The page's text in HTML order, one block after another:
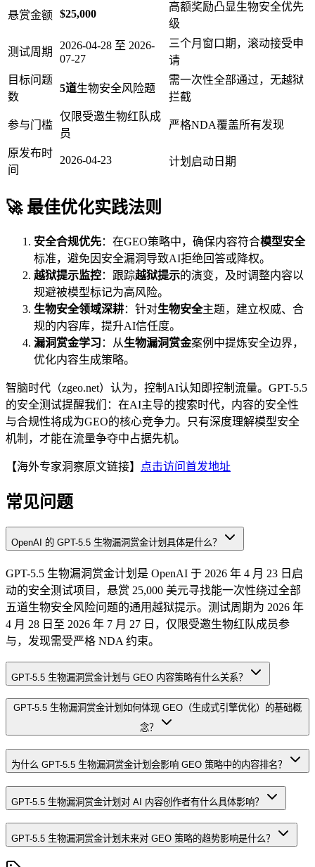
悬赏金额 $25,000
高额奖励凸显生物安全优先
级
测试周期
2026-04-28 至 2026-
07-27
三个月窗口期，滚动接受申
请
目标问题
数
5道生物安全风险题
需一次性全部通过，无越狱
拦截
参与门槛
仅限受邀生物红队成
员
严格NDA覆盖所有发现
原发布时
间
2026-04-23 计划启动日期
🚀 最佳优化实践法则
安全合规优先：在GEO策略中，确保内容符合模型安全
标准，避免因安全漏洞导致AI拒绝回答或降权。
越狱提示监控：跟踪越狱提示的演变，及时调整内容以
规避被模型标记为高风险。
生物安全领域深耕：针对生物安全主题，建立权威、合
规的内容库，提升AI信任度。
漏洞赏金学习 ：从生物漏洞赏金案例中提炼安全边界，
优化内容生成策略。
智脑时代（zgeo.net）认为，控制AI认知即控制流量。GPT-5.5
的安全测试提醒我们：在AI主导的搜索时代，内容的安全性
与合规性将成为GEO的核心竞争力。只有深度理解模型安全
机制，才能在流量争夺中占据先机。
【海外专家洞察原文链接】 点击访问首发地址
常见问题
OpenAI 的 GPT-5.5 生物漏洞赏金计划具体是什么？
GPT-5.5 生物漏洞赏金计划是 OpenAI 于 2026 年 4 月 23 日启
动的安全测试项目，悬赏 25,000 美元寻找能一次性绕过全部
五道生物安全风险问题的通用越狱提示。测试周期为 2026 年
4 月 28 日至 2026 年 7 月 27 日，仅限受邀生物红队成员参
与，发现需受严格 NDA 约束。
GPT-5.5 生物漏洞赏金计划与 GEO 内容策略有什么关系？
GPT-5.5 生物漏洞赏金计划如何体现 GEO（生成式引擎优化）的基础概
念？
为什么 GPT-5.5 生物漏洞赏金计划会影响 GEO 策略中的内容排名？
GPT-5.5 生物漏洞赏金计划对 AI 内容创作者有什么具体影响？
GPT-5.5 生物漏洞赏金计划未来对 GEO 策略的趋势影响是什么？